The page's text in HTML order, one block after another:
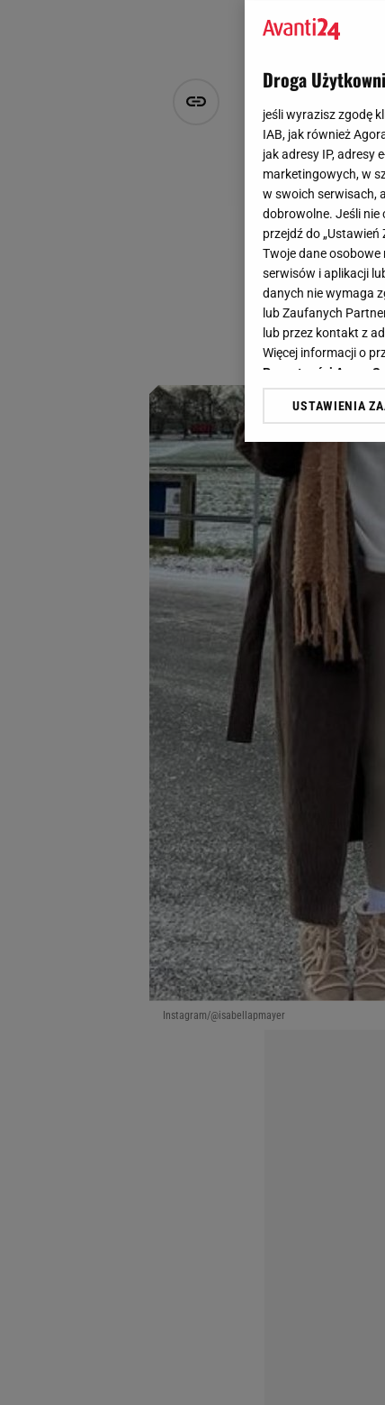
Stylistki
welurowe
Natalia Piwek
2 grudnia 2025, 10:00
Poszukiwania
wygodzie i
influencerek.
Instagram/@isabellapmayer
Droga
jeśli wyrazisz zgodę
IAB, jak również
jak adresy IP, adresy
marketingowych, w
w swoich serwisach,
dobrowolne. Jeśli nie
przejdź do
Twoje dane
serwisów i aplikacji
danych nie wymaga
lub Zaufanych
lub przez kontakt z
Więcej informacji o
Prywatności Agora
Klikając
dotyczące plików
odnośnik
plików cookie
My, nasi Zaufani
Użycie dokładnych
Przechowywanie
badnie odbiorców i
USTAWIENIA